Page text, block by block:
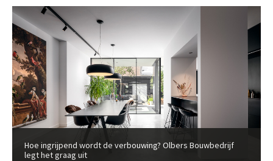
Hoe ingrijpend wordt de verbouwing? Olbers Bouwbedrijf
legt het graag uit